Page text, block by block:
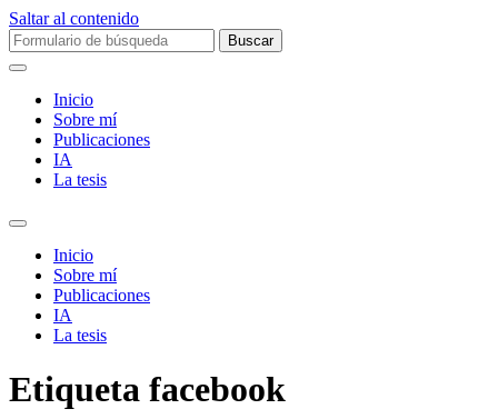
Saltar al contenido
Buscar:
Inicio
Sobre mí­
Publicaciones
IA
La tesis
Alternar
campo
búsqueda
Inicio
Sobre mí­
Publicaciones
IA
La tesis
Etiqueta facebook